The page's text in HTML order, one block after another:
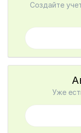
Создайте
Уже